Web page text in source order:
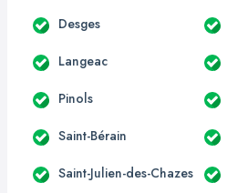
Desges
Langeac
Pinols
Saint-Bérain
Saint-Julien-des-Chazes